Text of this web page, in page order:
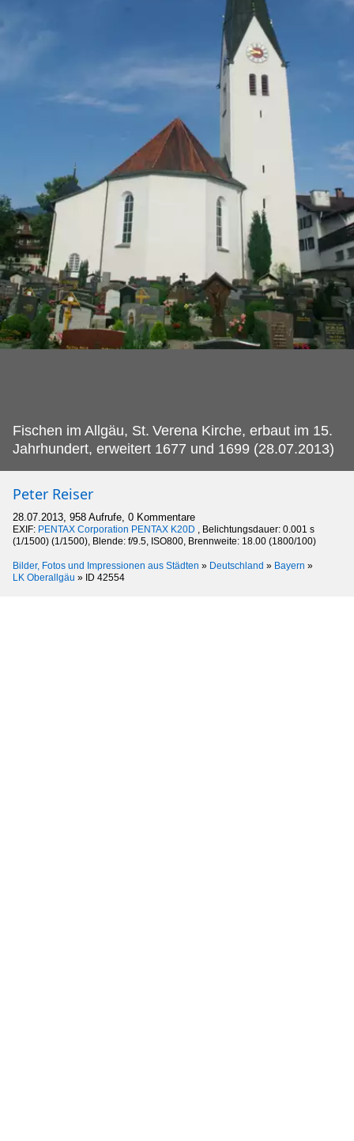
Fischen im Allgäu, St. Verena Kirche, erbaut im 15.
Jahrhundert, erweitert 1677 und 1699 (28.07.2013)
Peter Reiser
28.07.2013, 958 Aufrufe, 0 Kommentare
EXIF: PENTAX Corporation PENTAX K20D
, Belichtungsdauer: 0.001 s
(1/1500) (1/1500), Blende: f/9.5, ISO800, Brennweite: 18.00 (1800/100)
Bilder, Fotos und Impressionen aus Städten » Deutschland » Bayern »
LK Oberallgäu » ID 42554